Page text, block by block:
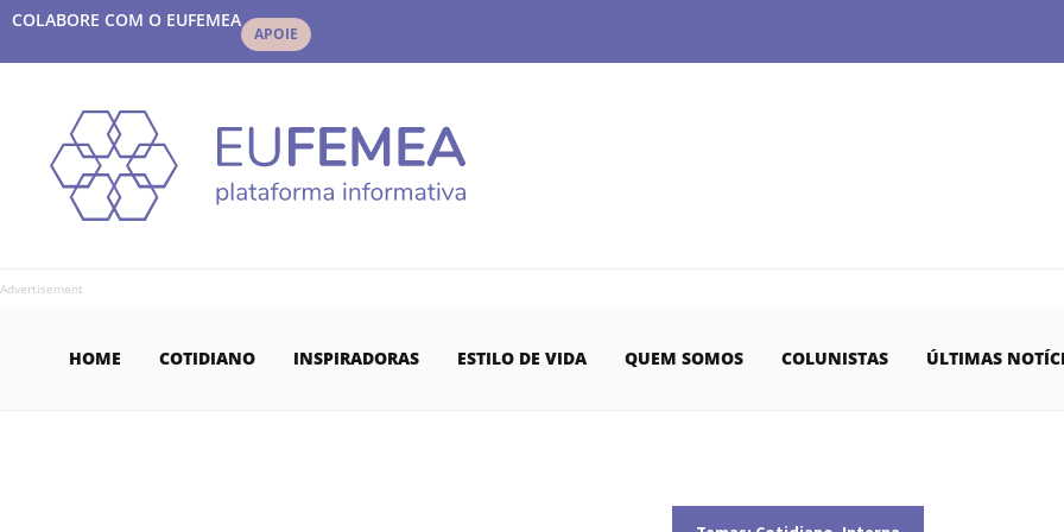
COLABORE COM O EUFEMEA
APOIE
Advertisement
HOME COTIDIANO INSPIRADORAS ESTILO DE VIDA QUEM SOMOS COLUNISTAS ÚLTIMAS